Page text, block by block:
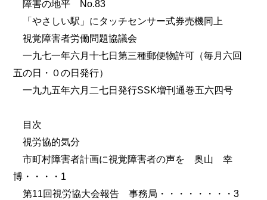
障害の地平 No.83
「やさしい駅」にタッチセンサー式券売機同上
視覚障害者労働問題協議会
一九七一年六月十七日第三種郵便物許可（毎月六回
五の日・０の日発行）
一九九五年六月二七日発行SSK増刊通巻五六四号
目次
視労協的気分
市町村障害者計画に視覚障害者の声を 奥山 幸
博・・・・1
第11回視労協大会報告 事務局・・・・・・・・3